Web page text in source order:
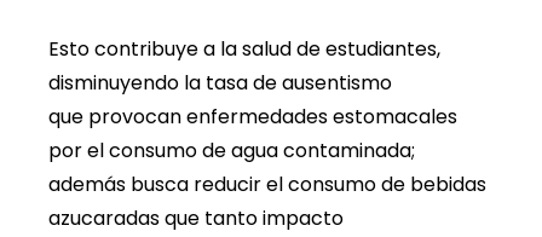
Esto contribuye a la salud de estudiantes,
disminuyendo la tasa de ausentismo
que provocan enfermedades estomacales
por el consumo de agua contaminada;
además busca reducir el consumo de bebidas
azucaradas que tanto impacto